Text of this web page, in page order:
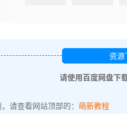
资源
请使用百度网盘下
请查看网站顶部的： 萌新教程